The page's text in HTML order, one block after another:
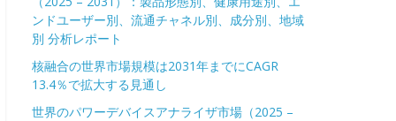
ンドユーザー別、流通チャネル別、成分別、地域
別 分析レポート
核融合の世界市場規模は2031年までにCAGR
13.4％で拡大する見通し
世界のパワーデバイスアナライザ市場（2025 –